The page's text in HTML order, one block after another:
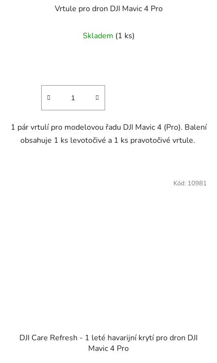
Vrtule pro dron DJI Mavic 4 Pro
Skladem (1 ks)
1 pár vrtulí pro modelovou řadu DJI Mavic 4 (Pro). Balení
obsahuje 1 ks levotočivé a 1 ks pravotočivé vrtule.
DJI Care Refresh - 1 leté havarijní krytí pro dron DJI
Mavic 4 Pro
Kód: 10981